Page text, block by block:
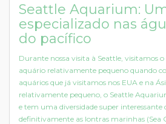
Seattle Aquarium:
especializado nas
do pacífico
Durante nossa visita à Seattle, visitamos
aquário relativamente pequeno quando
aquários que já visitamos nos EUA e na
relativamente pequeno, o Seattle
e tem uma diversidade super interessante
definitivamente as lontras marinhas (Sea